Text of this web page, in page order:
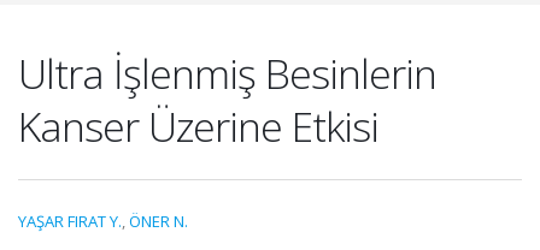
Ultra İşlenmiş Besinlerin
Kanser Üzerine Etkisi
YAŞAR FIRAT Y.,ÖNER N.